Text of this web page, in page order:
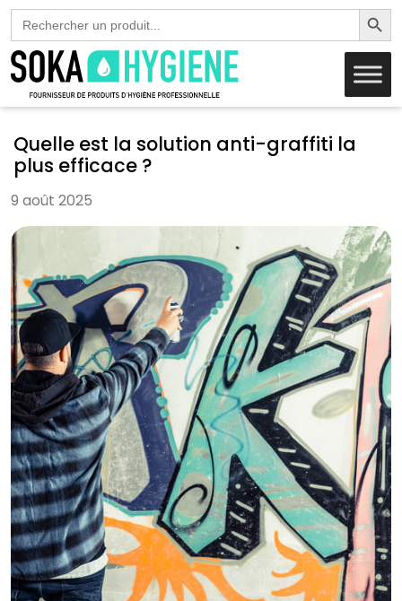
Search
for:
Search
Quelle est la solution anti-graffiti la
plus efficace ?
9 août 2025